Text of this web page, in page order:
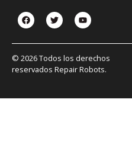
© 2026 Todos los derechos
reservados Repair Robots.